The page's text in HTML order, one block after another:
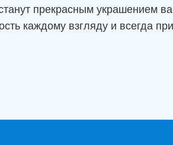
прекрасным украшением
каждому взгляду и всегда